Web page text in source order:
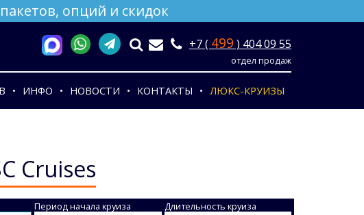
опций и скидок
+7 ( 499 ) 404 09 55
отдел продаж
ИНФО НОВОСТИ КОНТАКТЫ ЛЮКС-КРУИЗЫ
Cruises
Период начала круиза Длительность круиза